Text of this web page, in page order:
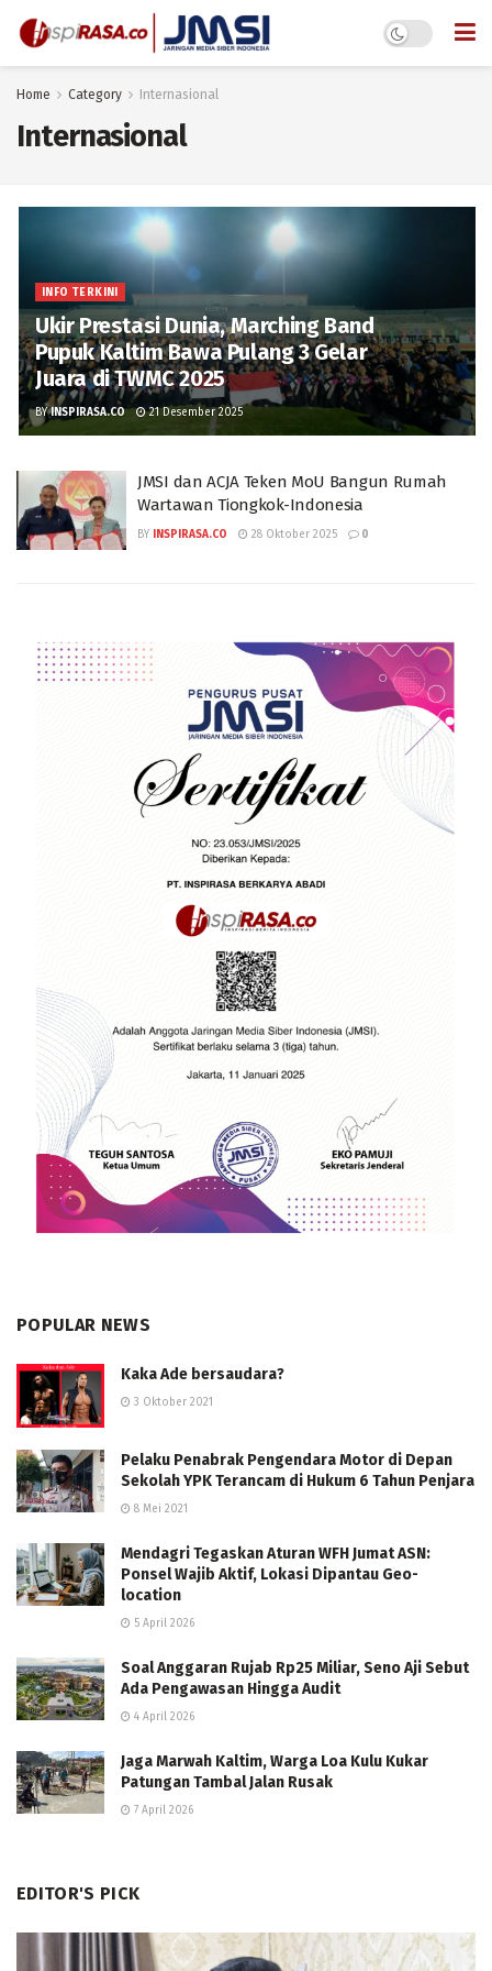
Home Category Internasional
Internasional
INFO TERKINI
Ukir Prestasi Dunia, Marching Band
Pupuk Kaltim Bawa Pulang 3 Gelar
Juara di TWMC 2025
BY INSPIRASA.CO 21 Desember 2025
JMSI dan ACJA Teken MoU Bangun Rumah
Wartawan Tiongkok-Indonesia
BY INSPIRASA.CO 28 Oktober 2025 0
POPULAR NEWS
Kaka Ade bersaudara?
3 Oktober 2021
Pelaku Penabrak Pengendara Motor di Depan
Sekolah YPK Terancam di Hukum 6 Tahun Penjara
8 Mei 2021
Mendagri Tegaskan Aturan WFH Jumat ASN:
Ponsel Wajib Aktif, Lokasi Dipantau Geo-
location
5 April 2026
Soal Anggaran Rujab Rp25 Miliar, Seno Aji Sebut
Ada Pengawasan Hingga Audit
4 April 2026
Jaga Marwah Kaltim, Warga Loa Kulu Kukar
Patungan Tambal Jalan Rusak
7 April 2026
EDITOR'S PICK